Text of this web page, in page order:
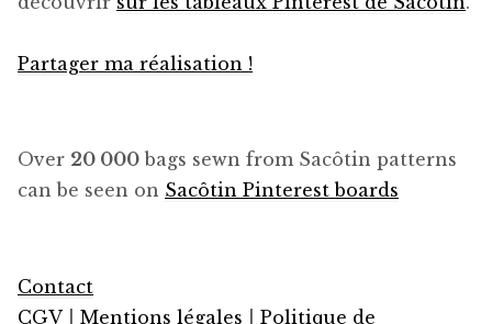
Partager ma réalisation !
Over 20 000 bags sewn from Sacôtin patterns
can be seen on Sacôtin Pinterest boards
Contact
CGV| Mentions légales Politique de